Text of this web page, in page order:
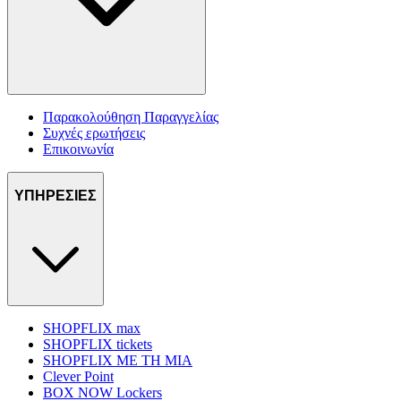
Παρακολούθηση Παραγγελίας
Συχνές ερωτήσεις
Επικοινωνία
ΥΠΗΡΕΣΙΕΣ
SHOPFLIX max
SHOPFLIX tickets
SHOPFLIX ΜΕ ΤΗ ΜΙΑ
Clever Point
BOX NOW Lockers